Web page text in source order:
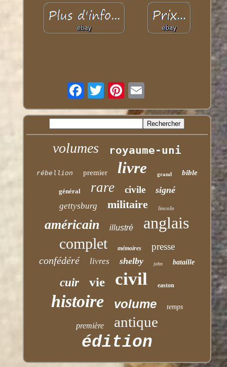
volumes royaume-uni
rébellion premier livre grand bible
général rare civile signé
gettysburg militaire lincoln
américain illustré anglais
complet mémoires presse
confédéré livres shelby john bataille
cuir vie civil easton
histoire volume temps
première antique
édition